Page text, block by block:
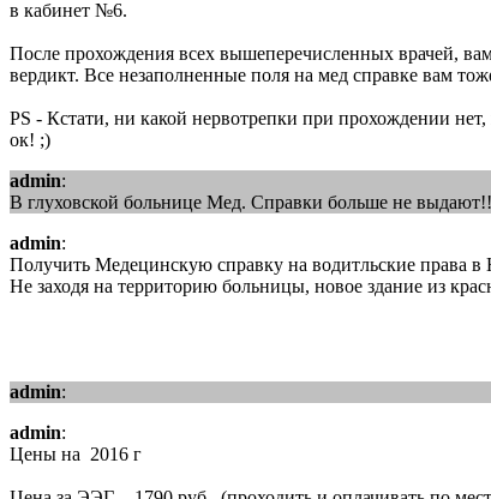
в кабинет №6.
После прохождения всех вышеперечисленных врачей,
вердикт. Все незаполненные поля на мед справке вам
PS - Кстати, ни какой нервотрепки при прохождении
ок! ;)
admin:
В глуховской больнице Мед. Справки больше не
admin:
Получить Медецинскую справку на водитльские права
Не заходя на территорию больницы, новое здание из
admin:
admin:
Цены на 2016 г